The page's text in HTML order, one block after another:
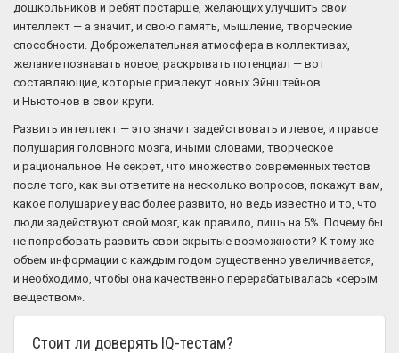
дошкольников и ребят постарше, желающих улучшить свой
интеллект — а значит, и свою память, мышление, творческие
способности. Доброжелательная атмосфера в коллективах,
желание познавать новое, раскрывать потенциал — вот
составляющие, которые привлекут новых Эйнштейнов
и Ньютонов в свои круги.
Развить интеллект — это значит задействовать и левое, и правое
полушария головного мозга, иными словами, творческое
и рациональное. Не секрет, что множество современных тестов
после того, как вы ответите на несколько вопросов, покажут вам,
какое полушарие у вас более развито, но ведь известно и то, что
люди задействуют свой мозг, как правило, лишь на 5%. Почему бы
не попробовать развить свои скрытые возможности? К тому же
объем информации с каждым годом существенно увеличивается,
и необходимо, чтобы она качественно перерабатывалась «серым
веществом».
Стоит ли доверять IQ-тестам?